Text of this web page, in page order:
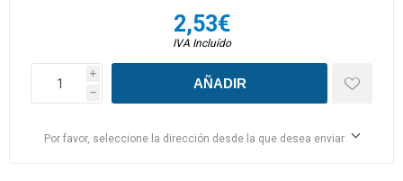
2,53€
IVA Incluído
i
h
Por favor, seleccione la dirección desde la que desea enviar